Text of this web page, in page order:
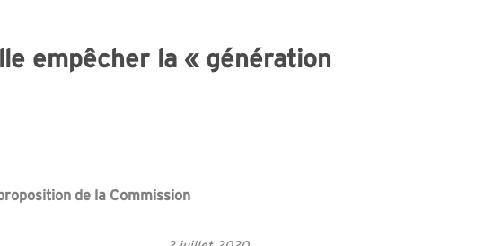
empêcher la « génération
de la Commission